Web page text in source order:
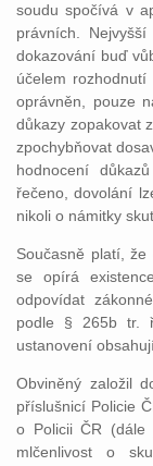
soudu spočívá v
právních.
dokazování buď
účelem
oprávněn, pouze
důkazy zopakovat
zpochybňovat
hodnocení
řečeno, dovolání
nikoli o námitky
Současně platí,
se opírá
odpovídat
podle § 265b tr.
ustanovení
Obviněný založil
příslušnicí Policie
o Policii ČR
mlčenlivost o